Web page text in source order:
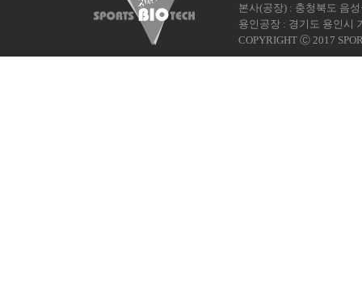
본사(공장) : 충청북도 음
용인공장 : 경기도 용인시
COPYRIGHT Ⓒ 2017